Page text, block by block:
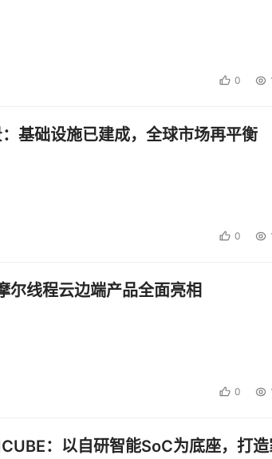
0
基础设施已建成，全球市场再平衡
0
尔线程云边端产品全面亮相
0
：以自研智能SoC为底座，打